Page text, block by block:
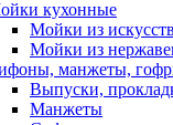
кухонные
Мойки из
Мойки из
манжеты,
Выпуски,
Манжеты